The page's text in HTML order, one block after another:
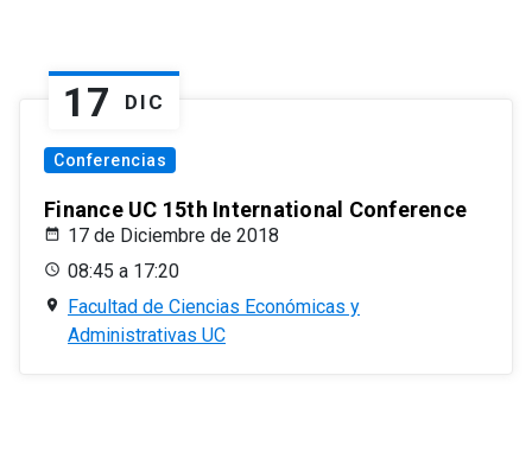
17 DIC
Conferencias
Finance UC 15th International Conference
17 de Diciembre de 2018
08:45 a 17:20
Facultad de Ciencias Económicas y
Administrativas UC